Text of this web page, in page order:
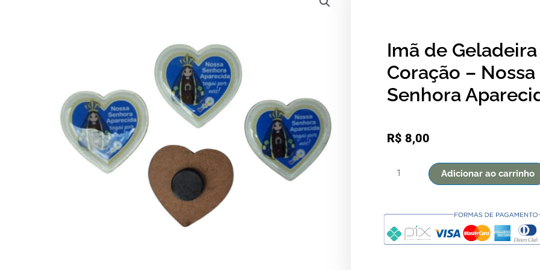
Imã de Geladeira
Coração – Nossa
Senhora
R$ 8,00
Imã
Coração
Nossa
Adicionar ao carrinho